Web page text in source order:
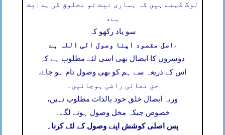
لوگ کہتے ہیں کہ ہماری نیت تو مخلوق کی ہدایت
ہے،
سو یاد رکھو کہ
اصل مقصود اپنا وصول الی اللہ ہے ،
دوسروں کا ایصال بھی اسی لئے مطلوب ہے کہ
اس کے ذریعہ سے ہم کو بھی وصول تام ہو جاۓ،
حق تعالی راضی ہوجائیں۔
ورنہ ایصال خلق خود بالذات مطلوب نہیں،
خصوص جبکہ مخل وصول ہونے لگے۔
پس اصلی کوشش اپنے وصول کے لئے کرنا۔